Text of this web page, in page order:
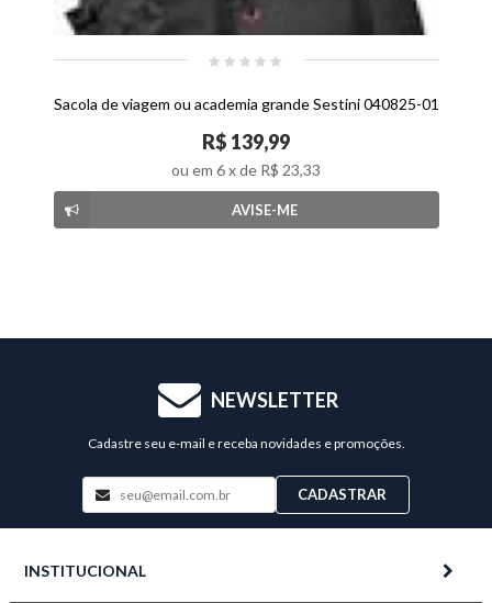
Sacola de viagem ou academia grande Sestini 040825-01
R$ 139,99
ou em 6x de R$ 23,33
AVISE-ME
NEWSLETTER
Cadastre seu e-mail e receba novidades e promoções.
CADASTRAR
INSTITUCIONAL